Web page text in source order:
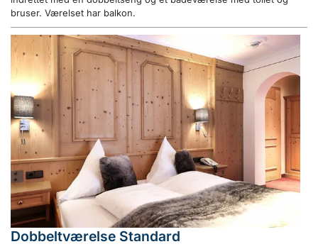
bruser. Værelset har balkon.
Dobbeltværelse Standard